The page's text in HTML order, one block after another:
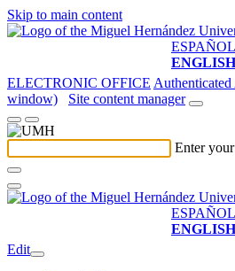
Skip to main content
ESPAÑOL
ENGLISH
ELECTRONIC OFFICE Authenticated
window)
Site content manager
Enter your
ESPAÑOL
ENGLISH
Edit